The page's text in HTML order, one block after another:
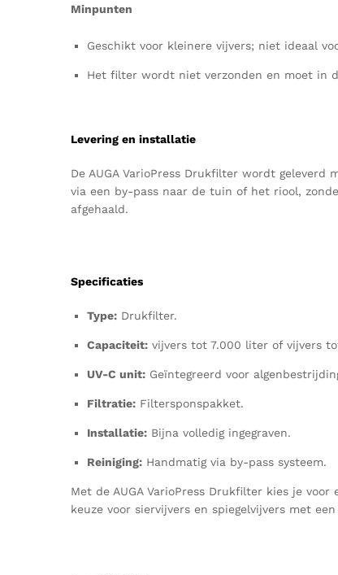
Minpunten
Geschikt voor kleinere vijvers; niet ideaal
Het filter wordt niet verzonden en moet in
Levering en installatie
De AUGA VarioPress Drukfilter wordt
via een by-pass naar de tuin of het riool,
afgehaald.
Specificaties
Type: Drukfilter.
Capaciteit: vijvers tot 7.000 liter of vijvers
UV-C unit: Geïntegreerd voor
Filtratie: Filtersponspakket.
Installatie: Bijna volledig ingegraven.
Reiniging: Handmatig via by-pass systeem.
Met de AUGA VarioPress Drukfilter kies je
keuze voor siervijvers en spiegelvijvers met